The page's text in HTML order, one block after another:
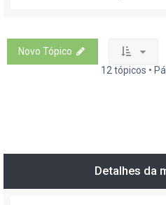
Novo Tópico
12 tópicos •
Detalhes da